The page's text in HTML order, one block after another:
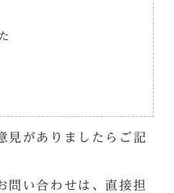
見がありましたらご記
問い合わせは、直接担